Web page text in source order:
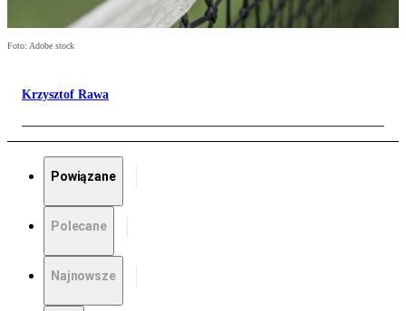
Foto: Adobe stock
Krzysztof Rawa
Powiązane
Polecane
Najnowsze